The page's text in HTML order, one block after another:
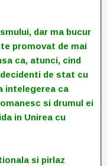
dar ma bucur
promovat de mai
ca, atunci, cind
de stat cu
intelegerea ca
si drumul ei
in Unirea cu
si pirlaz